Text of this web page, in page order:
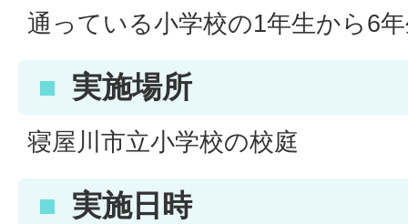
通っている小学校の1年生から6
実施場所
寝屋川市立小学校の校庭
実施日時